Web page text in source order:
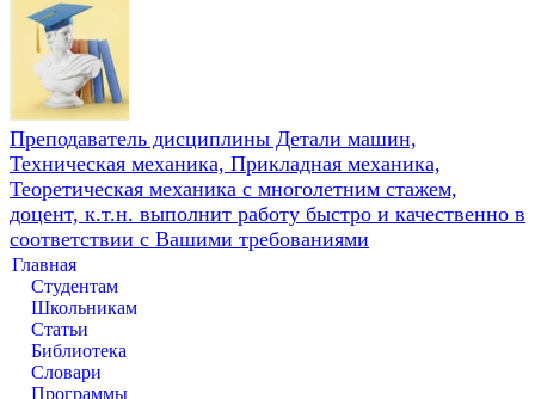
Преподаватель дисциплины Детали машин,
Техническая механика, Прикладная механика,
Теоретическая механика с многолетним стажем,
доцент, к.т.н. выполнит работу быстро и качественно в
соответствии с Вашими требованиями
Главная
Студентам
Школьникам
Статьи
Библиотека
Словари
Программы